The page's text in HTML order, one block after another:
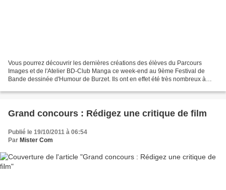
Vous pourrez découvrir les dernières créations des élèves du Parcours
Images et de l'Atelier BD-Club Manga ce week-end au 9ème Festival de
Bande dessinée d'Humour de Burzet. Ils ont en effet été très nombreux à
Grand concours : Rédigez une critique de film
Publié le 19/10/2011 à 06:54
Par Mister Com